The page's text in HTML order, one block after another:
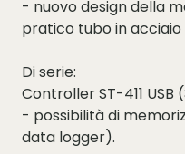
- nuovo design della
pratico tubo in acciaio
Di serie:
Controller ST-411
- possibilità di
data logger).